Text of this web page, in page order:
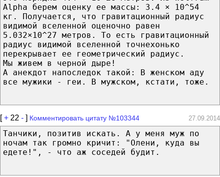
Alpha берем оценку ее массы: 3.4 × 10^54
кг. Получается, что гравитационный радиус
видимой вселенной оценочно равен
5.032×10^27 метров. То есть гравитационный
радиус видимой вселенной точнехонько
перекрывает ее геометрический радиус.
Мы живем в черной дыре!
А анекдот напоследок такой: В женском аду
все мужики - геи. В мужском, кстати, тоже.
[+ 22 - ] Комментировать цитату №103344 27.09.2014
Танчики, позитив искать. А у меня муж по
ночам так громно кричит: "Олени, куда вы
едете!", - что аж соседей будит.